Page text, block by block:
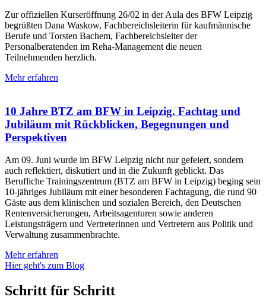
Zur offiziellen Kurseröffnung 26/02 in der Aula des BFW Leipzig
begrüßten Dana Waskow, Fachbereichsleiterin für kaufmännische
Berufe und Torsten Bachem, Fachbereichsleiter der
Personalberatenden im Reha-Management die neuen
Teilnehmenden herzlich.
Mehr erfahren
10 Jahre BTZ am BFW in Leipzig. Fachtag und
Jubiläum mit Rückblicken, Begegnungen und
Perspektiven
Am 09. Juni wurde im BFW Leipzig nicht nur gefeiert, sondern
auch reflektiert, diskutiert und in die Zukunft geblickt. Das
Berufliche Trainingszentrum (BTZ am BFW in Leipzig) beging sein
10-jähriges Jubiläum mit einer besonderen Fachtagung, die rund 90
Gäste aus dem klinischen und sozialen Bereich, den Deutschen
Rentenversicherungen, Arbeitsagenturen sowie anderen
Leistungsträgern und Vertreterinnen und Vertretern aus Politik und
Verwaltung zusammenbrachte.
Mehr erfahren
Hier geht's zum Blog
Schritt für Schritt